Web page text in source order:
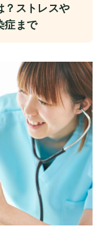
？ストレスや
症まで